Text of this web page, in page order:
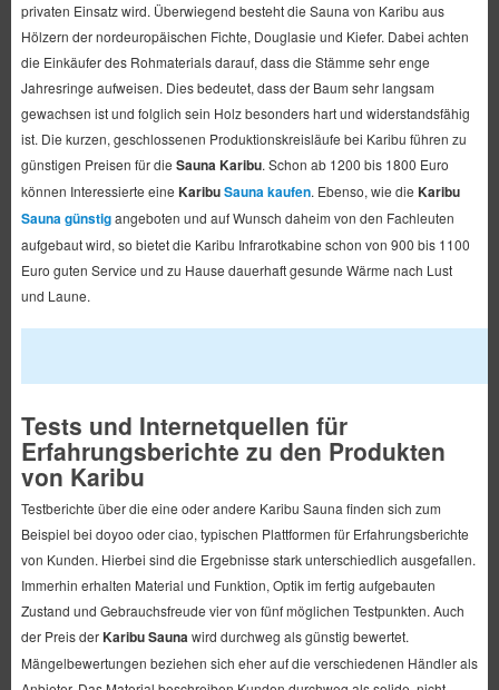
privaten Einsatz wird. Überwiegend besteht die Sauna von Karibu aus
Hölzern der nordeuropäischen Fichte, Douglasie und Kiefer. Dabei achten
die Einkäufer des Rohmaterials darauf, dass die Stämme sehr enge
Jahresringe aufweisen. Dies bedeutet, dass der Baum sehr langsam
gewachsen ist und folglich sein Holz besonders hart und widerstandsfähig
ist. Die kurzen, geschlossenen Produktionskreisläufe bei Karibu führen zu
günstigen Preisen für die Sauna Karibu. Schon ab 1200 bis 1800 Euro
können Interessierte eine KaribuSauna kaufen. Ebenso, wie die Karibu
Sauna günstigangeboten und auf Wunsch daheim von den Fachleuten
aufgebaut wird, so bietet die Karibu Infrarotkabine schon von 900 bis 1100
Euro guten Service und zu Hause dauerhaft gesunde Wärme nach Lust
und Laune.
Tests und Internetquellen für
Erfahrungsberichte zu den Produkten
von Karibu
Testberichte über die eine oder andere Karibu Sauna finden sich zum
Beispiel bei doyoo oder ciao, typischen Plattformen für Erfahrungsberichte
von Kunden. Hierbei sind die Ergebnisse stark unterschiedlich ausgefallen.
Immerhin erhalten Material und Funktion, Optik im fertig aufgebauten
Zustand und Gebrauchsfreude vier von fünf möglichen Testpunkten. Auch
der Preis derKaribu Sauna wird durchweg als günstig bewertet.
Mängelbewertungen beziehen sich eher auf die verschiedenen Händler als